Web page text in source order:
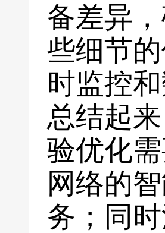
备差异
些细节
时监控
总结起
验优化
网络的
务；同